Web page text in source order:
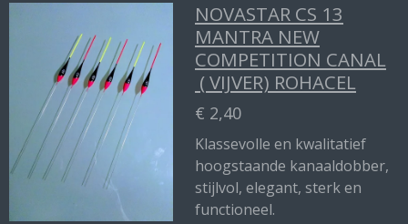
NOVASTAR CS 13
MANTRA NEW
COMPETITION CANAL
( VIJVER) ROHACEL
€ 2,40
Klassevolle en kwalitatief
hoogstaande kanaaldobber,
stijlvol, elegant, sterk en
functioneel.